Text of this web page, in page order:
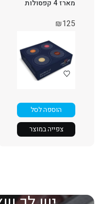
מארז 4 קפסולות
₪125
הוספה לסל
צפייה במוצר